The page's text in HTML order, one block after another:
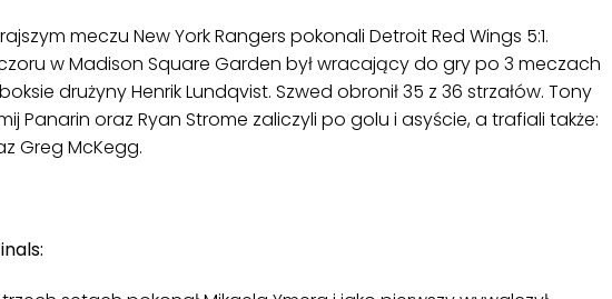
meczu New York Rangers pokonali Detroit Red Wings 5:1.
w Madison Square Garden był wracający do gry po 3 meczach
drużyny Henrik Lundqvist. Szwed obronił 35 z 36 strzałów. Tony
Panarin oraz Ryan Strome zaliczyli po golu i asyście, a trafiali także:
Greg McKegg.